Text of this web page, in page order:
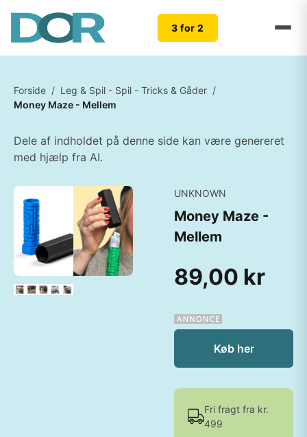
3 for 2
Forside / Leg & Spil - Spil - Tricks & Gåder /
Money Maze - Mellem
Dele af indholdet på denne side kan være genereret
med hjælp fra AI.
UNKNOWN
Money Maze -
Mellem
89,00 kr
Køb her
Fri fragt fra kr.
499